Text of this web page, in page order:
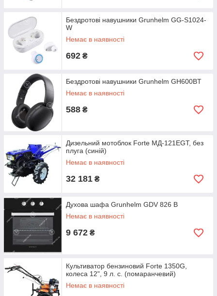
Бездротові навушники Grunhelm GG-S1024-
W
Немає в наявності
692 ₴
Бездротові навушники Grunhelm GH600BT
Немає в наявності
588 ₴
Дизельний мотоблок Forte МД-121EGT, без
плуга (синій)
Немає в наявності
32 181 ₴
Духова шафа Grunhelm GDV 826 B
Немає в наявності
9 672 ₴
Культиватор бензиновий Forte 1350G,
колеса 12", 9 л. с. (помаранчевий)
Немає в наявності